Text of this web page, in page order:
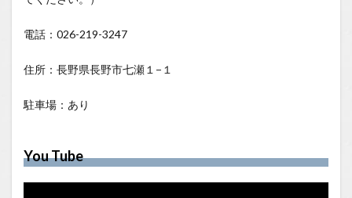
電話：026-219-3247
住所：長野県長野市七瀬１−１
駐車場：あり
You Tube